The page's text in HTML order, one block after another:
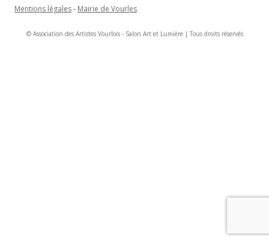
Mentions légales- Mairie de Vourles
© Association des Artistes Vourlois - Salon Art et Lumière | Tous droits réservés